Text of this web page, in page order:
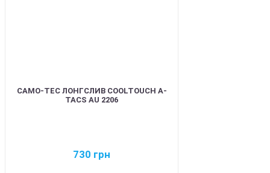
CAMO-TEC ЛОНГСЛИВ COOLTOUCH A-
TACS AU 2206
730 грн